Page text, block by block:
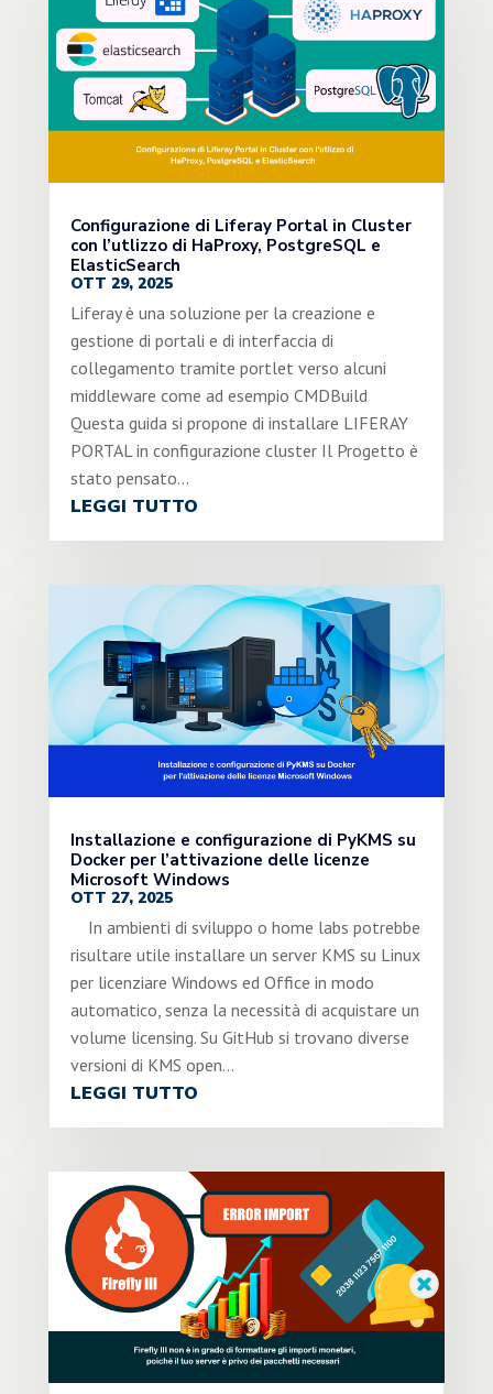
Configurazione di Liferay Portal in Cluster
con l’utlizzo di HaProxy, PostgreSQL e
ElasticSearch
OTT 29, 2025
Liferay è una soluzione per la creazione e
gestione di portali e di interfaccia di
collegamento tramite portlet verso alcuni
middleware come ad esempio CMDBuild
Questa guida si propone di installare LIFERAY
PORTAL in configurazione cluster Il Progetto è
stato pensato...
LEGGI TUTTO
Installazione e configurazione di PyKMS su
Docker per l’attivazione delle licenze
Microsoft Windows
OTT 27, 2025
In ambienti di sviluppo o home labs potrebbe
risultare utile installare un server KMS su Linux
per licenziare Windows ed Office in modo
automatico, senza la necessità di acquistare un
volume licensing. Su GitHub si trovano diverse
versioni di KMS open...
LEGGI TUTTO